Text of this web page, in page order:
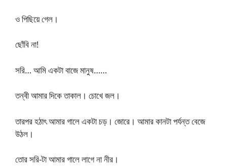
ও পিছিয়ে গেল।
ছোঁবি না!
সরি… আমি একটা বাজে মানুষ……
তন্বী আমার দিকে তাকাল। চোখে জল।
তারপর হঠাৎ আমার গালে একটা চড়। জোরে। আমার কানটা পর্যন্ত বেজে
উঠল।
তোর সরি-টা আমার গালে লাগে না নীর।